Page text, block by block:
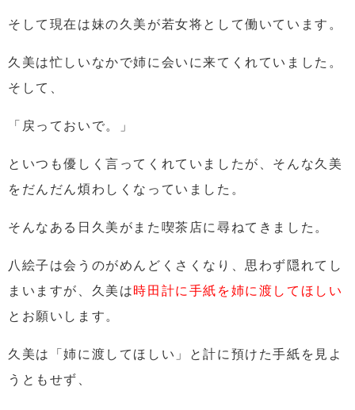
そして現在は妹の久美が若女将として働いています。
久美は忙しいなかで姉に会いに来てくれていました。
そして、
「戻っておいで。」
といつも優しく言ってくれていましたが、そんな久美
をだんだん煩わしくなっていました。
そんなある日 久美がまた喫茶店に尋ねてきました。
八絵子は会うのがめんどくさくなり、思わず隠れてし
まいますが、久美は時田計に手紙を姉に渡してほしい
とお願いします。
久美は「姉に渡してほしい」と計に預けた手紙を見よ
うともせず、